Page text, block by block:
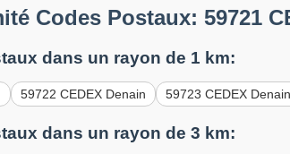
Codes Postaux: 59721
dans un rayon de 1 km:
59722 CEDEX Denain 59723 CEDEX Denain
dans un rayon de 3 km: